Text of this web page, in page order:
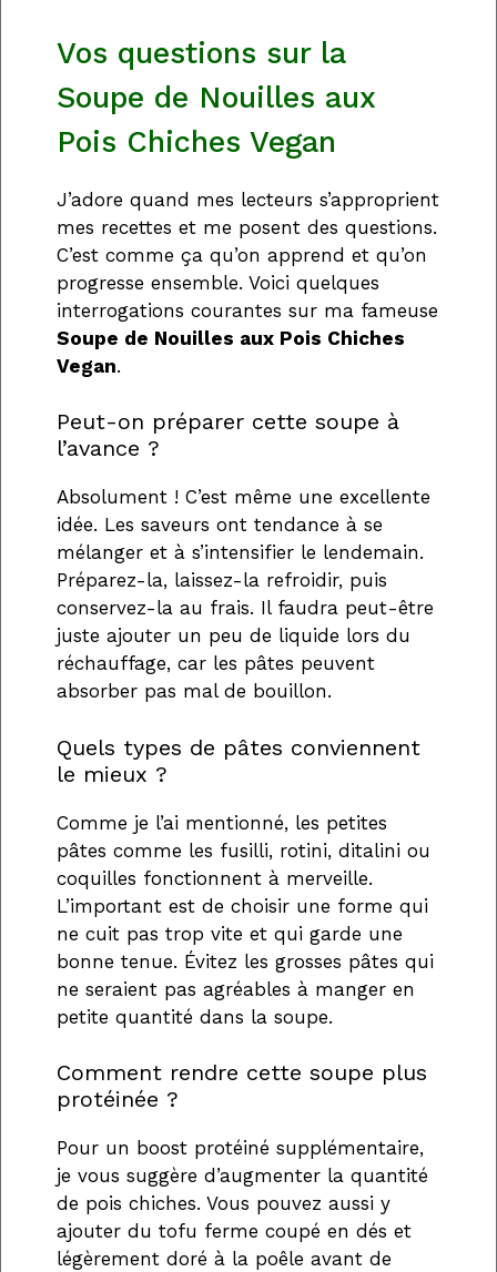
Vos questions sur la
Soupe de Nouilles aux
Pois Chiches Vegan
J’adore quand mes lecteurs s’approprient
mes recettes et me posent des questions.
C’est comme ça qu’on apprend et qu’on
progresse ensemble. Voici quelques
interrogations courantes sur ma fameuse
Soupe de Nouilles aux Pois Chiches
Vegan.
Peut-on préparer cette soupe à
l’avance ?
Absolument ! C’est même une excellente
idée. Les saveurs ont tendance à se
mélanger et à s’intensifier le lendemain.
Préparez-la, laissez-la refroidir, puis
conservez-la au frais. Il faudra peut-être
juste ajouter un peu de liquide lors du
réchauffage, car les pâtes peuvent
absorber pas mal de bouillon.
Quels types de pâtes conviennent
le mieux ?
Comme je l’ai mentionné, les petites
pâtes comme les fusilli, rotini, ditalini ou
coquilles fonctionnent à merveille.
L’important est de choisir une forme qui
ne cuit pas trop vite et qui garde une
bonne tenue. Évitez les grosses pâtes qui
ne seraient pas agréables à manger en
petite quantité dans la soupe.
Comment rendre cette soupe plus
protéinée ?
Pour un boost protéiné supplémentaire,
je vous suggère d’augmenter la quantité
de pois chiches. Vous pouvez aussi y
ajouter du tofu ferme coupé en dés et
légèrement doré à la poêle avant de